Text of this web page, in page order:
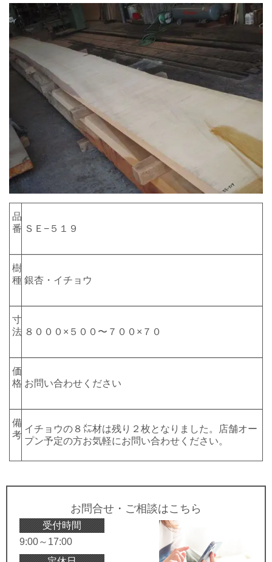
品
番 ＳＥ−５１９
樹
種 銀杏・イチョウ
寸
法 ８０００×５００〜７００×７０
価
格 お問い合わせください
備
考
イチョウの８㍍材は残り２枚となりました。店舗オー
プン予定の方お気軽にお問い合わせください。
お問合せ・ご相談はこちら
受付時間
9:00～17:00